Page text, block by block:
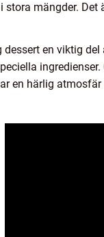
mängder.
en viktig
en härlig atmosfär